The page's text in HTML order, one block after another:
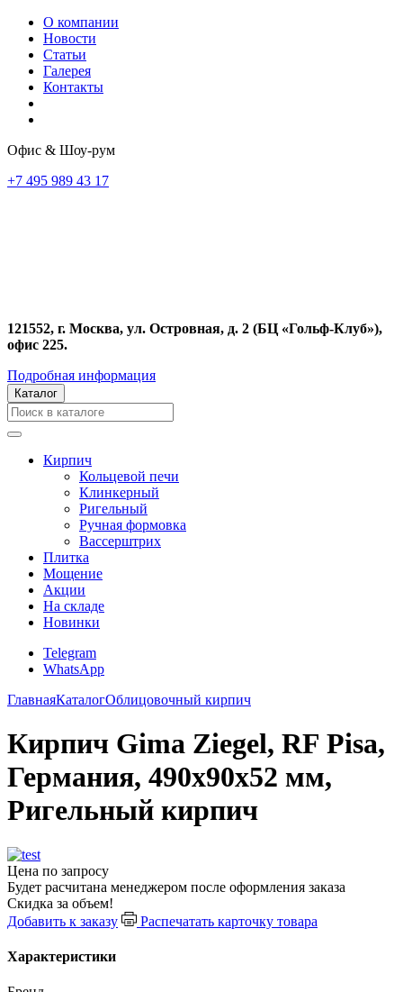
О компании
Новости
Статьи
Галерея
Контакты
Офис & Шоу-рум
+7 495 989 43 17
121552, г. Москва, ул. Островная, д. 2 (БЦ «Гольф-Клуб»),
офис 225.
Подробная информация
Каталог
Кирпич
Кольцевой печи
Клинкерный
Ригельный
Ручная формовка
Вассерштрих
Плитка
Мощение
Акции
На складе
Новинки
Telegram
WhatsApp
ГлавнаяКаталогОблицовочный кирпич
Кирпич Gima Ziegel, RF Pisa,
Германия, 490х90х52 мм,
Ригельный кирпич
Цена по запросу
Будет расчитана менеджером после оформления заказа
Скидка за объем!
Добавить к заказу
Распечатать карточку товара
Характеристики